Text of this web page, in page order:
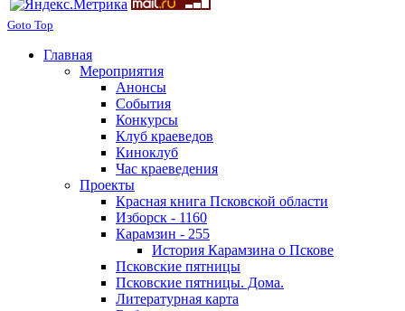
Goto Top
Главная
Мероприятия
Анонсы
События
Конкурсы
Клуб краеведов
Киноклуб
Час краеведения
Проекты
Красная книга Псковской области
Изборск - 1160
Карамзин - 255
История Карамзина о Пскове
Псковские пятницы
Псковские пятницы. Дома.
Литературная карта